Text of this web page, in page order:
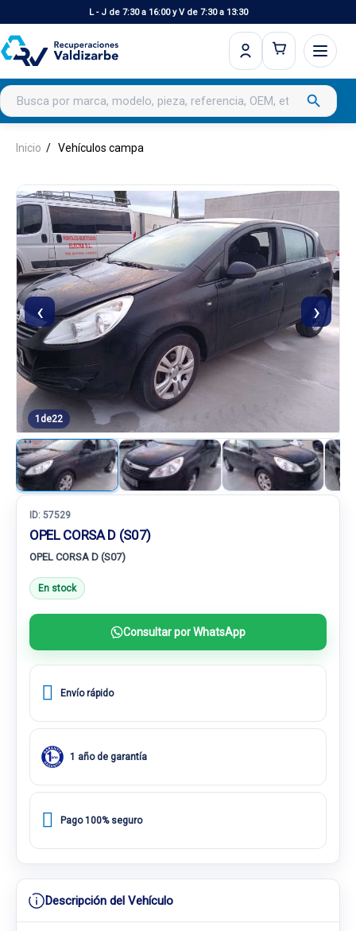
L - J de 7:30 a 16:00 y V de 7:30 a 13:30
Buscar productos search
Inicio Vehículos campa
‹ ›
1 de22
ID: 57529
OPEL CORSA D (S07)
OPEL CORSA D (S07)
En stock
Consultar por WhatsApp
Envío rápido
1 año de garantía
Pago 100% seguro
Descripción del Vehículo